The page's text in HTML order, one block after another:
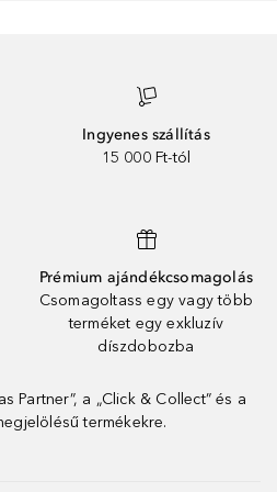
Ingyenes szállítás
15 000 Ft-tól
Prémium ajándékcsomagolás
Csomagoltass egy vagy több
terméket egy exkluzív
díszdobozba
Partner”, a „Click & Collect” és a
termékekre.